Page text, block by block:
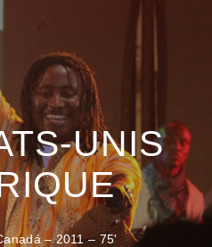
UNIS
– 2011 – 75'